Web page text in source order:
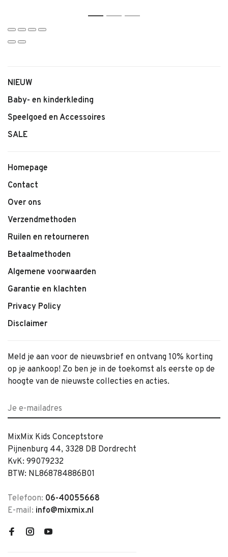
1 2 3
NIEUW
Baby- en kinderkleding
Speelgoed en Accessoires
SALE
Homepage
Contact
Over ons
Verzendmethoden
Ruilen en retourneren
Betaalmethoden
Algemene voorwaarden
Garantie en klachten
Privacy Policy
Disclaimer
Meld je aan voor de nieuwsbrief en ontvang 10% korting
op je aankoop! Zo ben je in de toekomst als eerste op de
hoogte van de nieuwste collecties en acties.
MixMix Kids Conceptstore
Pijnenburg 44, 3328 DB Dordrecht
KvK: 99079232
BTW: NL868784886B01
Telefoon: 06-40055668
E-mail: info@mixmix.nl